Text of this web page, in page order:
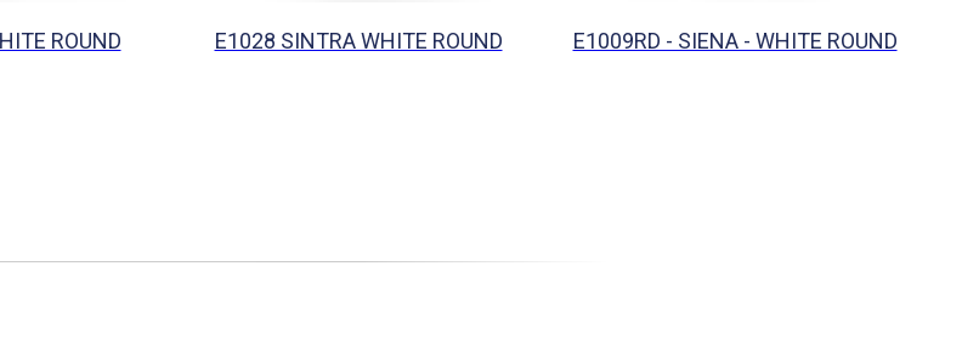
ROUND E1028 SINTRA WHITE ROUND E1009RD - SIENA - WHITE ROUND